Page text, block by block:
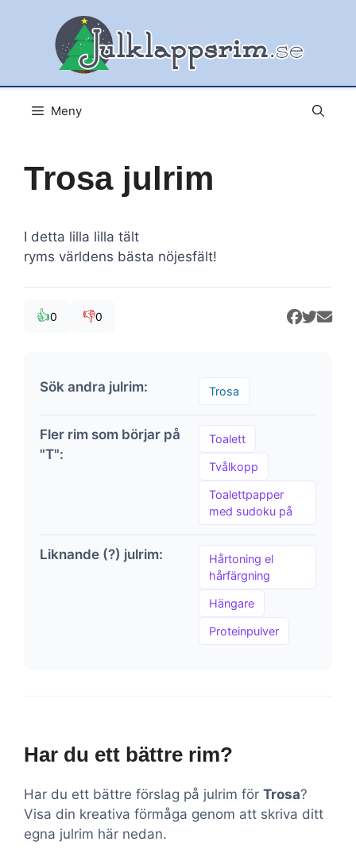
Meny
Trosa julrim
I detta lilla lilla tält
ryms världens bästa nöjesfält!
👍0 👎0
Sök andra julrim: Trosa
Fler rim som börjar på
"T":
Toalett
Tvålkopp
Toalettpapper
med sudoku på
Liknande (?) julrim:
Hårtoning el
hårfärgning
Hängare
Proteinpulver
Har du ett bättre rim?
Har du ett bättre förslag på julrim för Trosa?
Visa din kreativa förmåga genom att skriva ditt
egna julrim här nedan.